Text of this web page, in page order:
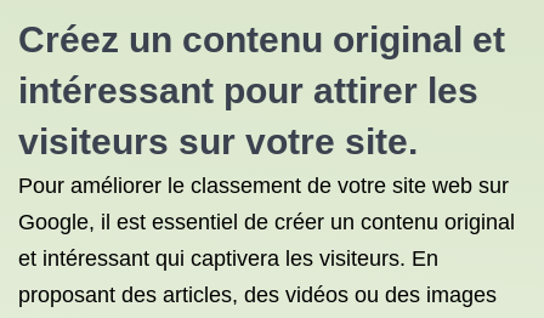
Créez un contenu original et
intéressant pour attirer les
visiteurs sur votre site.
Pour améliorer le classement de votre site web sur
Google, il est essentiel de créer un contenu original
et intéressant qui captivera les visiteurs. En
proposant des articles, des vidéos ou des images